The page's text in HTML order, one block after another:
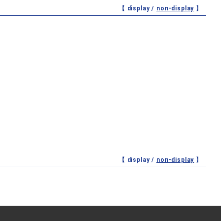
【 display / non-display 】
【 display / non-display 】